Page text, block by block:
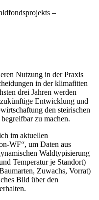
–
Nutzung in der Praxis
in der klimafitten
drei Jahren werden
Entwicklung und
den steirischen
zu machen.
im aktuellen
WF“, um Daten aus
Waldtypisierung
Temperatur je Standort)
Zuwachs, Vorrat)
Bild über den